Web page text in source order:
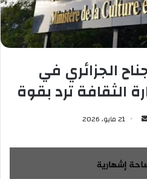
الجزائري في
الثقافة ترد بقوة
س
ل
21 مايو، 2026